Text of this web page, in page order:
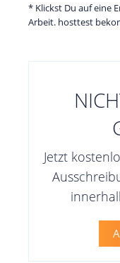
* Klickst Du auf eine
Arbeit. hosttest
Jetzt